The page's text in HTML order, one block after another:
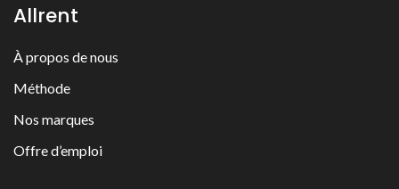
Allrent
À propos de nous
Méthode
Nos marques
Offre d’emploi